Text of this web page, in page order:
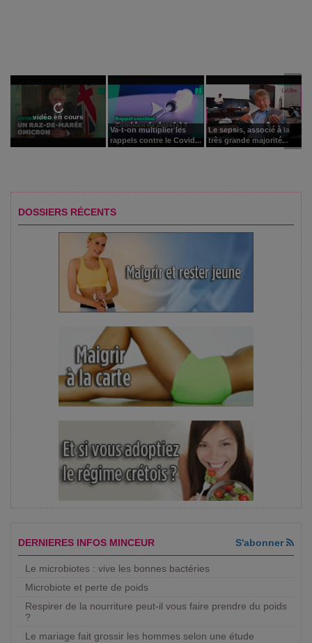
vidéo en cours
Va-t-on multiplier les
rappels contre le Covid...
Le sepsis, associé à la
très grande majorité...
DOSSIERS RÉCENTS
DERNIERES INFOS MINCEUR S'abonner
Le microbiotes : vive les bonnes bactéries
Microbiote et perte de poids
Respirer de la nourriture peut-il vous faire prendre du poids
?
Le mariage fait grossir les hommes selon une étude